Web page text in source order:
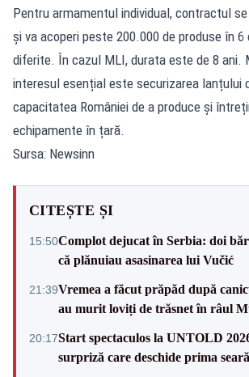
Pentru armamentul individual, contractul
și va acoperi peste 200.000 de produse în
diferite. În cazul MLI, durata este de 8 ani.
interesul esențial este securizarea lanțului
capacitatea României de a produce și
echipamente în țară.
Sursa: Newsinn
CITEȘTE ȘI
15:50Complot dejucat în Serbia: doi
că plănuiau asasinarea lui Vučić
21:39Vremea a făcut prăpăd după
au murit loviți de trăsnet în râul
20:17Start spectaculos la UNTOLD
surpriză care deschide prima